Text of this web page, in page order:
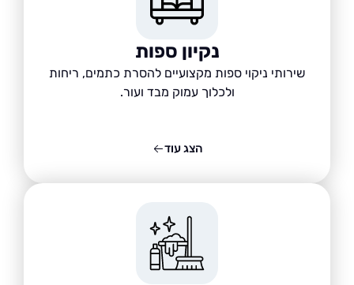
נקיון ספות
שירותי ניקוי ספות מקצועיים להסרת כתמים, ריחות
ולכלוך עמוק מבד ועור.